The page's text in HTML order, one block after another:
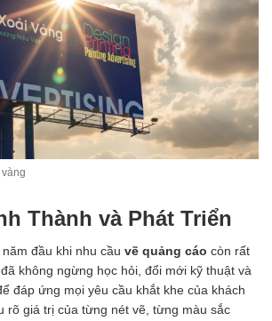
Thành và Phát Triển
đầu khi nhu cầu vẽ quảng cáo còn rất
không ngừng học hỏi, đổi mới kỹ thuật và
đáp ứng mọi yêu cầu khắt khe của khách
rõ giá trị của từng nét vẽ, từng màu sắc